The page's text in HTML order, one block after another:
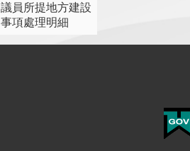
議員所提地方建設
事項處理明細